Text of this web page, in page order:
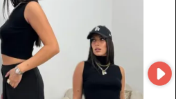
du sourcing
fournisseurs maillot de
des prix
disponibilité
des modèles à